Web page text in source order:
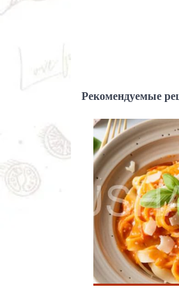
Рекомендуемые